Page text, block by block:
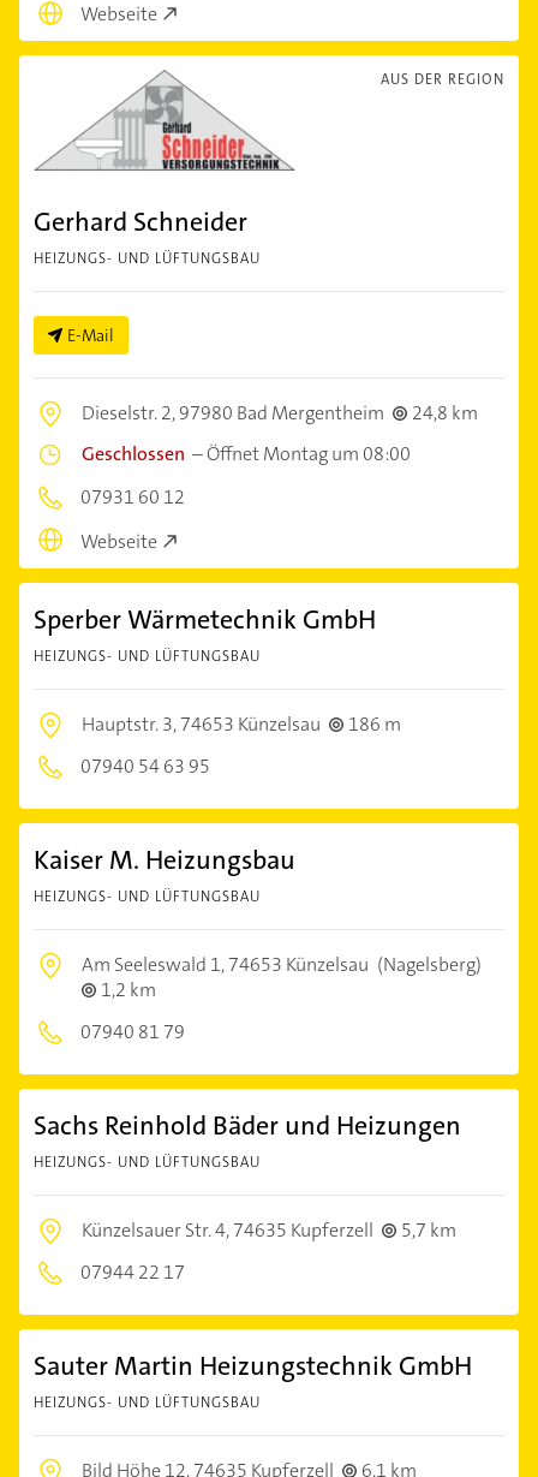
Webseite
AUS DER REGION
Gerhard Schneider
HEIZUNGS- UND LÜFTUNGSBAU
E-Mail
Dieselstr. 2,97980 Bad Mergentheim
24,8 km
Geschlossen –Öffnet Montag um 08:00
07931 60 12
Webseite
Sperber Wärmetechnik GmbH
HEIZUNGS- UND LÜFTUNGSBAU
Hauptstr. 3,74653 Künzelsau
186 m
07940 54 63 95
Kaiser M. Heizungsbau
HEIZUNGS- UND LÜFTUNGSBAU
Am Seeleswald 1,74653 Künzelsau (Nagelsberg)
1,2 km
07940 81 79
Sachs Reinhold Bäder und Heizungen
HEIZUNGS- UND LÜFTUNGSBAU
Künzelsauer Str. 4,74635 Kupferzell
5,7 km
07944 22 17
Sauter Martin Heizungstechnik GmbH
HEIZUNGS- UND LÜFTUNGSBAU
Bild Höhe 12,74635 Kupferzell 6,1 km